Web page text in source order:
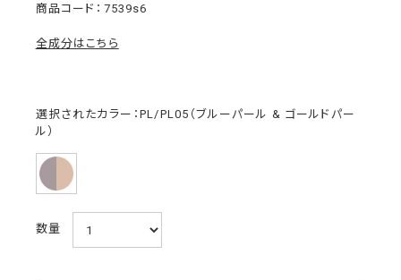
7539s6
全成分はこちら
選択されたカラー：PL/PL05（ブルーパール & ゴールドパー
ル）
数量